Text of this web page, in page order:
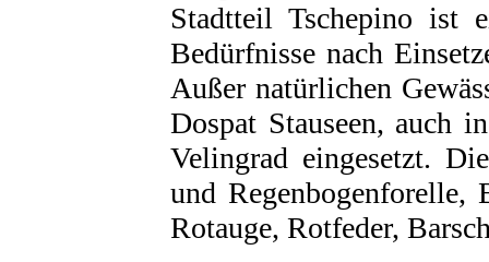
Stadtteil Tschepino ist
Bedürfnisse nach
Außer natürlichen
Dospat Stauseen, auch
Velingrad eingesetzt.
und Regenbogenforelle,
Rotauge, Rotfeder,